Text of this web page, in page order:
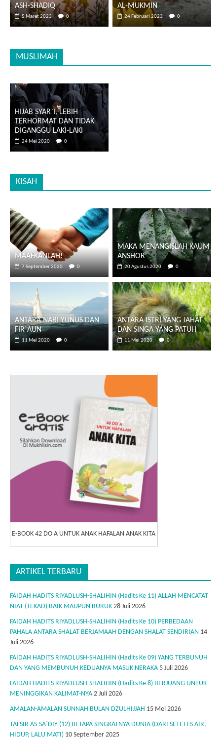
ASH-SHADIQ
5 Maret 2023 0
AL-MUKMIN
24 Februari 2023 0
MUSLIMAH
HIJAB SYAR`I, LEBIH
TERHORMAT DAN TIDAK
DIGANGGU LAKI-LAKI
24 Mei 2020 0
KISAH
MAAFKANLAH!
7 September 2020 0
MAKA MENANGISLAH KAUM
ANSHOR
20 Agustus 2020 0
ANTARA NABI YUNUS DAN
FIR`AUN
11 Mei 2020 0
ANTARA ISTRI YANG JAHAT
DAN SINGA YANG PATUH
11 Mei 2020 0
E-BOOK 42 DO'A UNTUK ANAK HAFALAN ANAK KITA
ARTIKEL TERBARU
FAIDAH HADITS RIYADLUSH-SHALIHIN (Hadits Ke 11) ALLAH MENCATAT
NIAT (TEKAD) BAIK MAUPUN BURUK 28 Juli 2026
FAIDAH HADITS RIYADLUSH-SHALIHIN (Hadits Ke 10) PERBEDAAN
PAHALA ANTARA SHALAT BERJAMAAH DENGAN SHALAT SENDIRIAN 14
Juli 2026
FAIDAH HADITS RIYADLUSH-SHALIHIN (Hadits Ke 09) YANG TERBUNUH
DAN YANG MEMBUNUH KEDUANYA MASUK NERAKA 5 Juli 2026
FAIDAH HADITS RIYADLUSH-SHALIHIN (Hadits Ke 8) BERJUANG UNTUK
MENINGGIKAN KALIMAT-NYA 2 Juli 2026
AMALAN-AMALAN SUNNAH BULAN DZULHIJJAH 15 Mei 2026
TAFSIR AS-SA`DIY (12) BETAPA SINGKATNYA DUNIA (DARI SETETES AIR,
HIDUP, LALU MATI) 10 September 2025